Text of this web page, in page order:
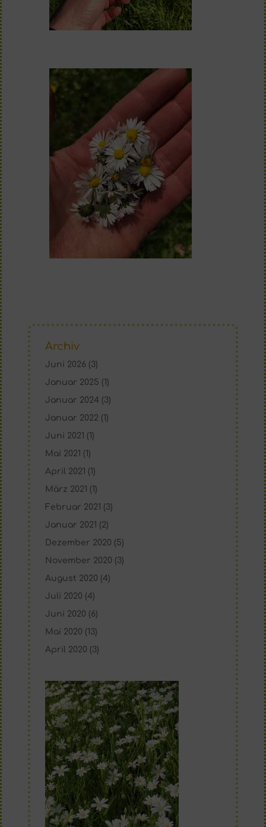
Archiv
Juni 2026 (3)
Januar 2025 (1)
Januar 2024 (3)
Januar 2022 (1)
Juni 2021 (1)
Mai 2021 (1)
April 2021 (1)
März 2021 (1)
Februar 2021 (3)
Januar 2021 (2)
Dezember 2020 (5)
November 2020 (3)
August 2020 (4)
Juli 2020 (4)
Juni 2020 (6)
Mai 2020 (13)
April 2020 (3)